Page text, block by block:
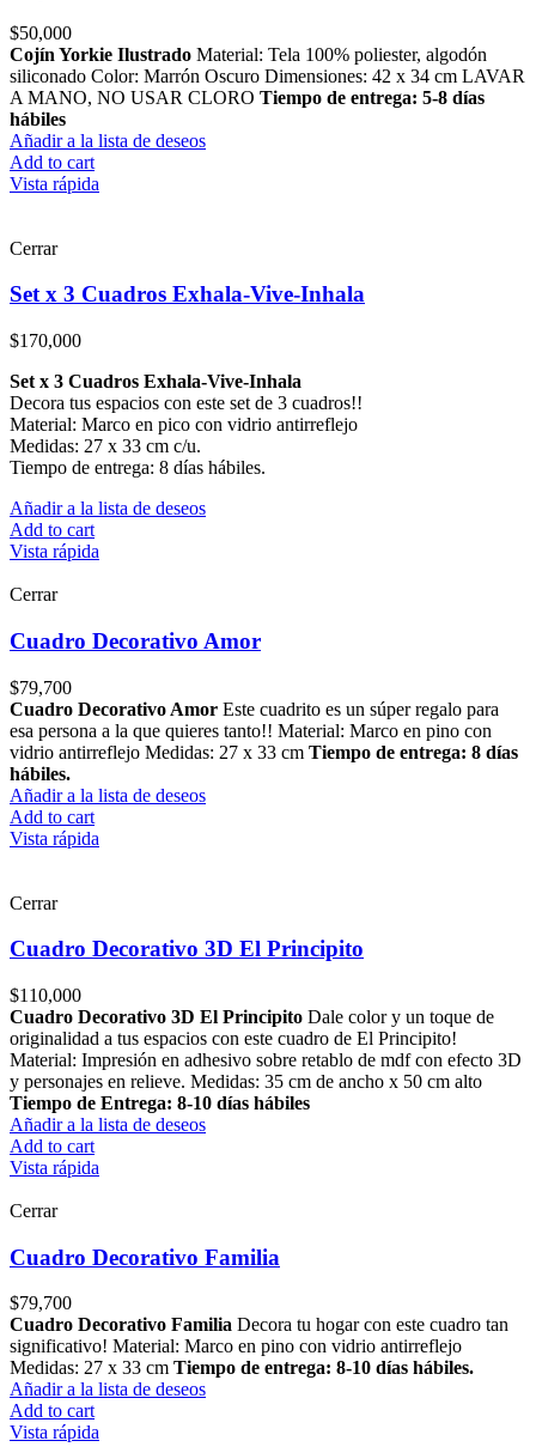
$50,000
Cojín Yorkie Ilustrado Material: Tela 100% poliester, algodón
siliconado Color: Marrón Oscuro Dimensiones: 42 x 34 cm LAVAR
A MANO, NO USAR CLORO Tiempo de entrega: 5-8 días
hábiles
Añadir a la lista de deseos
Add to cart
Vista rápida
Cerrar
Set x 3 Cuadros Exhala-Vive-Inhala
$170,000
Set x 3 Cuadros Exhala-Vive-Inhala
Decora tus espacios con este set de 3 cuadros!!
Material: Marco en pico con vidrio antirreflejo
Medidas: 27 x 33 cm c/u.
Tiempo de entrega: 8 días hábiles.
Añadir a la lista de deseos
Add to cart
Vista rápida
Cerrar
Cuadro Decorativo Amor
$79,700
Cuadro Decorativo Amor Este cuadrito es un súper regalo para
esa persona a la que quieres tanto!! Material: Marco en pino con
vidrio antirreflejo Medidas: 27 x 33 cm Tiempo de entrega: 8 días
hábiles.
Añadir a la lista de deseos
Add to cart
Vista rápida
Cerrar
Cuadro Decorativo 3D El Principito
$110,000
Cuadro Decorativo 3D El Principito Dale color y un toque de
originalidad a tus espacios con este cuadro de El Principito!
Material: Impresión en adhesivo sobre retablo de mdf con efecto 3D
y personajes en relieve. Medidas: 35 cm de ancho x 50 cm alto
Tiempo de Entrega: 8-10 días hábiles
Añadir a la lista de deseos
Add to cart
Vista rápida
Cerrar
Cuadro Decorativo Familia
$79,700
Cuadro Decorativo Familia Decora tu hogar con este cuadro tan
significativo! Material: Marco en pino con vidrio antirreflejo
Medidas: 27 x 33 cm Tiempo de entrega: 8-10 días hábiles.
Añadir a la lista de deseos
Add to cart
Vista rápida